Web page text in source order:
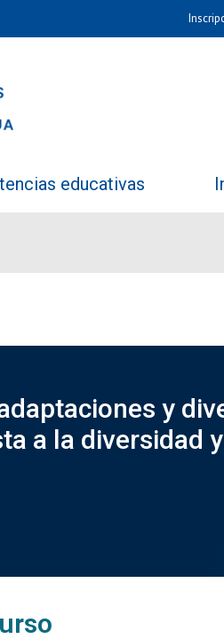
educativas
y
a la diversidad